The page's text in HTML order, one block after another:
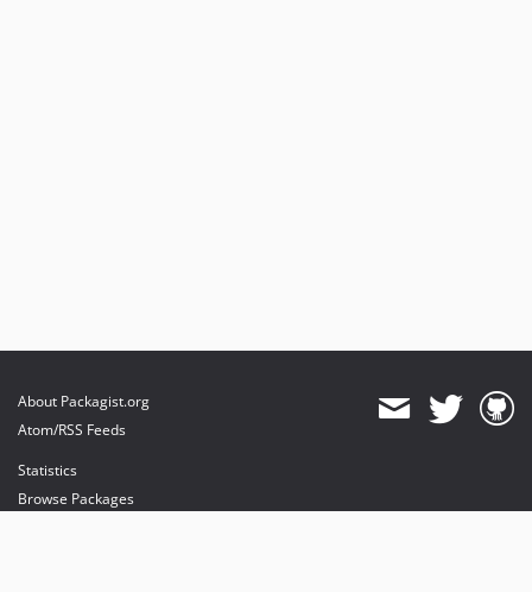
About Packagist.org
Atom/RSS Feeds
Statistics
Browse Packages